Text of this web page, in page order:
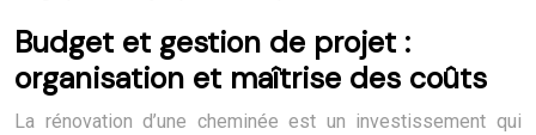
Budget et gestion de projet :
organisation et maîtrise des coûts
La rénovation d’une cheminée est un investissement qui